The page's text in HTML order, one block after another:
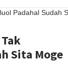
Sita Moge